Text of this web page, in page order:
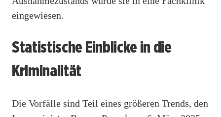
eingewiesen.
Statistische Einblicke in die
Kriminalität
Die Vorfälle sind Teil eines größeren Trends, den